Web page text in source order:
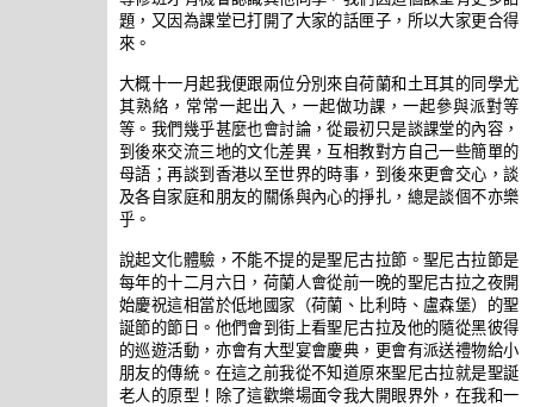
題，又因為課堂已打開了大家的話匣子，所以大家更合得
來。
大概十一月起我便跟兩位分別來自荷蘭和土耳其的同學尤
其熟絡，常常一起出入，一起做功課，一起參與派對等
等。我們幾乎甚麼也會討論，從最初只是談課堂的內容，
到後來交流三地的文化差異，互相教對方自己一些簡單的
母語；再談到香港以至世界的時事，到後來更會交心，談
及各自家庭和朋友的關係與內心的掙扎，總是談個不亦樂
乎。
說起文化體驗，不能不提的是聖尼古拉節。聖尼古拉節是
每年的十二月六日，荷蘭人會從前一晚的聖尼古拉之夜開
始慶祝這相當於低地國家（荷蘭、比利時、盧森堡）的聖
誕節的節日。他們會到街上看聖尼古拉及他的隨從黑彼得
的巡遊活動，亦會有大型宴會慶典，更會有派送禮物給小
朋友的傳統。在這之前我從不知道原來聖尼古拉就是聖誕
老人的原型！除了這歡樂場面令我大開眼界外，在我和一